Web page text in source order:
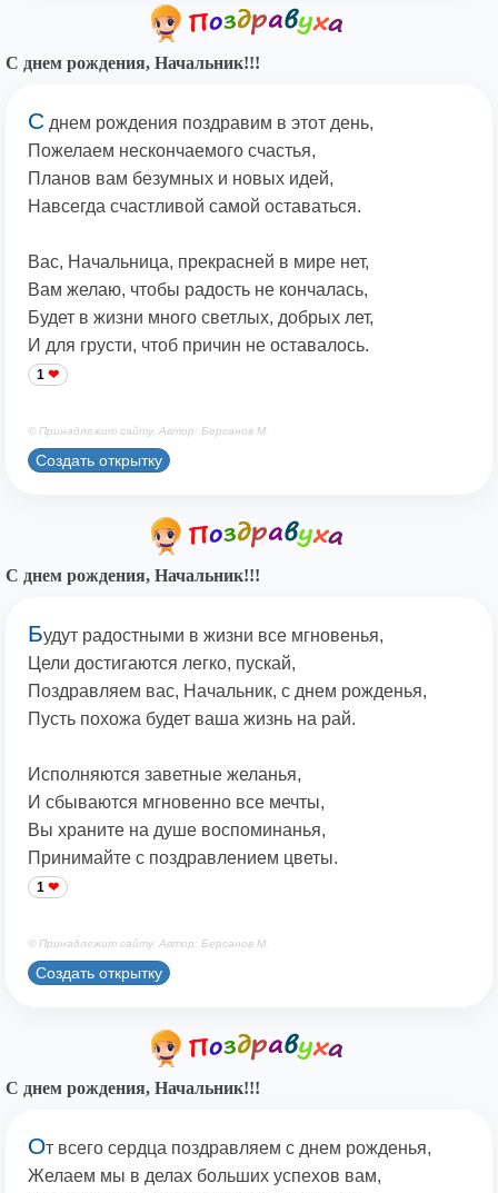
С днем рождения, Начальник!!!
С днем рождения поздравим в этот день,
Пожелаем нескончаемого счастья,
Планов вам безумных и новых идей,
Навсегда счастливой самой оставаться.
Вас, Начальница, прекрасней в мире нет,
Вам желаю, чтобы радость не кончалась,
Будет в жизни много светлых, добрых лет,
И для грусти, чтоб причин не оставалось.
1
© Принадлежит сайту. Автор: Берсанов М.
Создать открытку
С днем рождения, Начальник!!!
Будут радостными в жизни все мгновенья,
Цели достигаются легко, пускай,
Поздравляем вас, Начальник, с днем рожденья,
Пусть похожа будет ваша жизнь на рай.
Исполняются заветные желанья,
И сбываются мгновенно все мечты,
Вы храните на душе воспоминанья,
Принимайте с поздравлением цветы.
1
© Принадлежит сайту. Автор: Берсанов М.
Создать открытку
С днем рождения, Начальник!!!
От всего сердца поздравляем с днем рожденья,
Желаем мы в делах больших успехов вам,